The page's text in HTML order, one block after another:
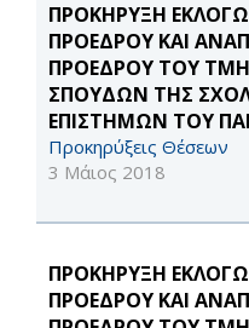
ΠΡΟΚΗΡΥΞΗ
ΠΡΟΕΔΡΟΥ ΚΑΙ
ΠΡΟΕΔΡΟΥ ΤΟΥ
ΣΠΟΥΔΩΝ ΤΗΣ
ΕΠΙΣΤΗΜΩΝ ΤΟΥ
Προκηρύξεις Θέσεων
3 Μάιος 2018
ΠΡΟΚΗΡΥΞΗ
ΠΡΟΕΔΡΟΥ ΚΑΙ